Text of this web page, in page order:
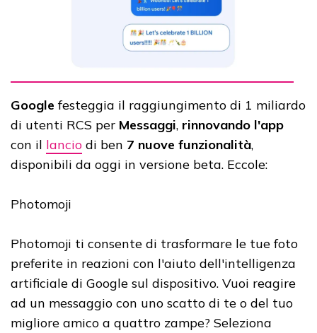
Google festeggia il raggiungimento di 1 miliardo
di utenti RCS per Messaggi, rinnovando l'app
con il lancio di ben 7 nuove funzionalità,
disponibili da oggi in versione beta. Eccole:
Photomoji
Photomoji ti consente di trasformare le tue foto
preferite in reazioni con l'aiuto dell'intelligenza
artificiale di Google sul dispositivo. Vuoi reagire
ad un messaggio con uno scatto di te o del tuo
migliore amico a quattro zampe? Seleziona